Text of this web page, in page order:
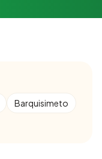
Barquisimeto